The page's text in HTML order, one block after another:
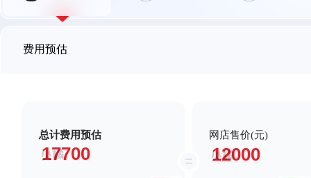
费用预估
总计费用预估 网店售价(元)